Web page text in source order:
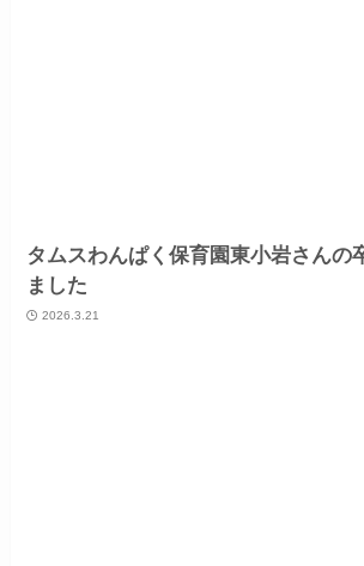
タムスわんぱく保育園東小岩さんの
ました
2026.3.21